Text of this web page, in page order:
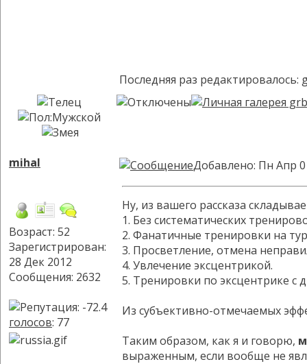
Последняя раз редактировалось:
mihal
Возраст: 52
Зарегистрирован:
28 Дек 2012
Сообщения: 2632
голосов: 77
Добавлено: Пн Апр
Ну, из вашего рассказа
1. Без систематических
2. Фанатичные тренировки на
3. Просветление, отмена
4. Увлечение эксцентрикой.
5. Тренировки по эксцентрике с
Из субъективно-отмечаемых
Таким образом, как я и говорю,
выраженным, если вообще не